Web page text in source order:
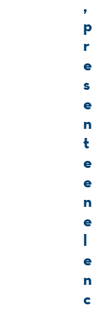
,
p
r
e
s
e
n
t
e
e
n
e
l
e
n
c